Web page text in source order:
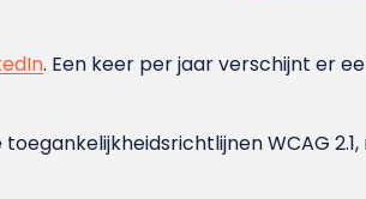
. Een keer per jaar verschijnt er
WCAG 2.1,